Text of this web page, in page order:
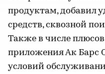
продуктам, добавил
средств, сквозной
Также в числе
приложения Ак Барс
условий